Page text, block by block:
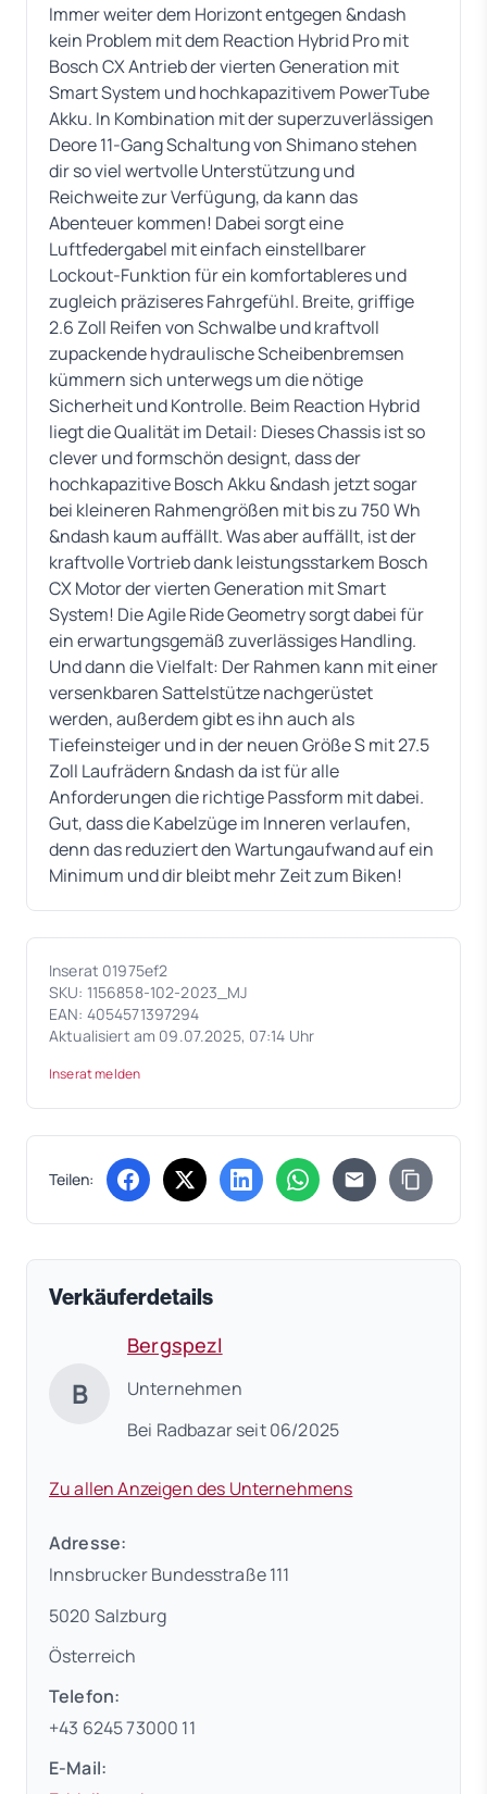
Immer weiter dem Horizont entgegen &ndash
kein Problem mit dem Reaction Hybrid Pro mit
Bosch CX Antrieb der vierten Generation mit
Smart System und hochkapazitivem PowerTube
Akku. In Kombination mit der superzuverlässigen
Deore 11-Gang Schaltung von Shimano stehen
dir so viel wertvolle Unterstützung und
Reichweite zur Verfügung, da kann das
Abenteuer kommen! Dabei sorgt eine
Luftfedergabel mit einfach einstellbarer
Lockout-Funktion für ein komfortableres und
zugleich präziseres Fahrgefühl. Breite, griffige
2.6 Zoll Reifen von Schwalbe und kraftvoll
zupackende hydraulische Scheibenbremsen
kümmern sich unterwegs um die nötige
Sicherheit und Kontrolle. Beim Reaction Hybrid
liegt die Qualität im Detail: Dieses Chassis ist so
clever und formschön designt, dass der
hochkapazitive Bosch Akku &ndash jetzt sogar
bei kleineren Rahmengrößen mit bis zu 750 Wh
&ndash kaum auffällt. Was aber auffällt, ist der
kraftvolle Vortrieb dank leistungsstarkem Bosch
CX Motor der vierten Generation mit Smart
System! Die Agile Ride Geometry sorgt dabei für
ein erwartungsgemäß zuverlässiges Handling.
Und dann die Vielfalt: Der Rahmen kann mit einer
versenkbaren Sattelstütze nachgerüstet
werden, außerdem gibt es ihn auch als
Tiefeinsteiger und in der neuen Größe S mit 27.5
Zoll Laufrädern &ndash da ist für alle
Anforderungen die richtige Passform mit dabei.
Gut, dass die Kabelzüge im Inneren verlaufen,
denn das reduziert den Wartungaufwand auf ein
Minimum und dir bleibt mehr Zeit zum Biken!
Inserat 01975ef2
SKU: 1156858-102-2023_MJ
EAN: 4054571397294
Aktualisiert am 09.07.2025, 07:14 Uhr
Inserat melden
Teilen: (öffnet in neuem Tab)
(öffnet in neuem Tab)
(öffnet in neuem Tab)
(öffnet in neuem Tab)
Verkäuferdetails
B
Bergspezl
Unternehmen
Bei Radbazar seit 06/2025
Zu allen Anzeigen des Unternehmens
Adresse:
Innsbrucker Bundesstraße 111
5020 Salzburg
Österreich
Telefon:
+43 6245 73000 11
E-Mail: